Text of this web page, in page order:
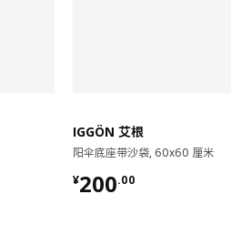
IGGÖN 艾根
阳伞底座带沙袋, 60x60 厘米
¥200.00
¥ 200.00